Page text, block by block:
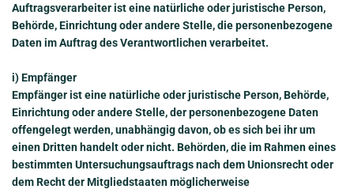
Auftragsverarbeiter ist eine natürliche oder juristische Person,
Behörde, Einrichtung oder andere Stelle, die personenbezogene
Daten im Auftrag des Verantwortlichen verarbeitet.
i) Empfänger
Empfänger ist eine natürliche oder juristische Person, Behörde,
Einrichtung oder andere Stelle, der personenbezogene Daten
offengelegt werden, unabhängig davon, ob es sich bei ihr um
einen Dritten handelt oder nicht. Behörden, die im Rahmen eines
bestimmten Untersuchungsauftrags nach dem Unionsrecht oder
dem Recht der Mitgliedstaaten möglicherweise